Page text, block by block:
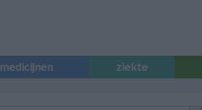
medicijnen ziekte